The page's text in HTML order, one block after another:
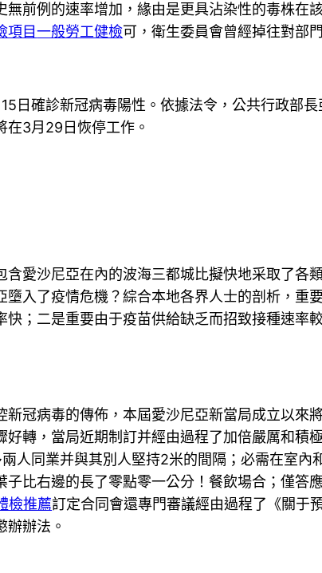
前例的速率增加，緣由是更具沾染性的毒株在
項目一般勞工健檢可，衛生委員會曾經掉往對部
確診新冠病毒陽性。依據法令，公共行政部長
在3月29日恢停工作。
沙尼亞在內的波海三都城比擬快地采取了各
墮入了疫情危機？綜合本地各界人士的剖析，重
；二是重要由于疫苗供給缺乏而招致接種速率
冠病毒的傳佈，本屆愛沙尼亞新當局成立以來
轉，當局近期制訂并經由過程了加倍嚴厲和積
人同業并與其別人堅持2米的間隔；必需在室
比右邊的長了零點零一公分！餐飲場合；僅答
檢推薦訂定合同會還專門審議經由過程了《關于
辦辦法。